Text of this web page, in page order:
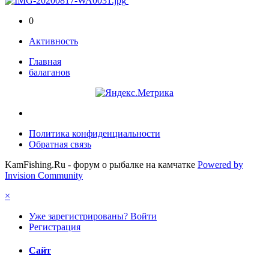
0
Активность
Главная
балаганов
Политика конфиденциальности
Обратная связь
KamFishing.Ru - форум о рыбалке на камчатке Powered by
Invision Community
×
Уже зарегистрированы? Войти
Регистрация
Сайт